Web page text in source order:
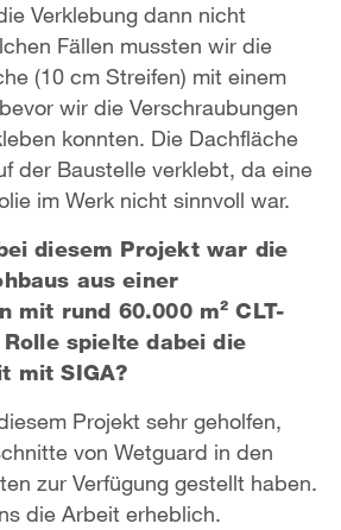
Verklebung dann nicht
Fällen mussten wir die
(10 cm Streifen) mit einem
wir die Verschraubungen
konnten. Die Dachfläche
der Baustelle verklebt, da eine
im Werk nicht sinnvoll war.
diesem Projekt war die
aus einer
mit rund 60.000 m² CLT-
spielte dabei die
mit SIGA?
Projekt sehr geholfen,
von Wetguard in den
zur Verfügung gestellt haben.
die Arbeit erheblich.